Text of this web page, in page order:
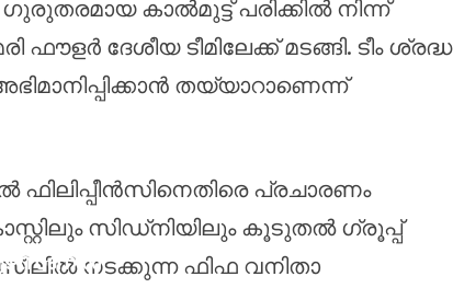
കാൽമുട്ട് പരിക്കിൽ നിന്ന്
ദേശീയ ടീമിലേക്ക് മടങ്ങി. ടീം ശ്രദ്ധ
തയ്യാറാണെന്ന്
ഫിലിപ്പീൻസിനെതിരെ പ്രചാരണം
സിഡ്‌നിയിലും കൂടുതൽ ഗ്രൂപ്പ്
നടക്കുന്ന ഫിഫ വനിതാ